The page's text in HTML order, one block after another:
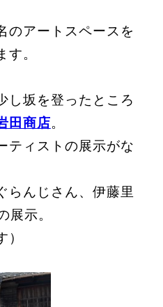
のアートスペースを
す。
し坂を登ったところ
田商店。
ティストの展示がな
らんじさん、伊藤里
展示。
）